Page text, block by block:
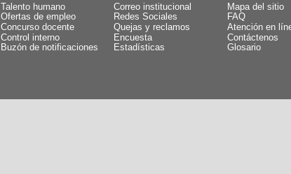
Talento humano
Ofertas de empleo
Concurso docente
Control interno
Buzón de notificaciones
Correo institucional
Mapa del sitio
Redes Sociales
FAQ
Quejas y reclamos
Atención en
Encuesta
Contáctenos
Estadísticas
Glosario